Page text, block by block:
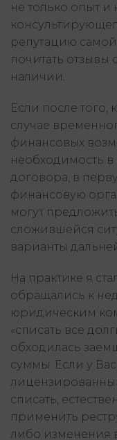
не только опыт и
репутацию
почитать отзывы
наличии.
Если после
случае
финансовых
необходимость
договора, в
финансовую
могут
сложившейся
варианты
На практике я
обращались к
юридическим
«списать все
обходилась
суммы. Если у
списать,
применить
либо изменения